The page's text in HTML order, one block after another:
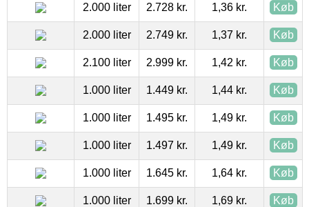
2.000 liter 2.728 kr. 1,36 kr. Køb
2.000 liter 2.749 kr. 1,37 kr. Køb
2.100 liter 2.999 kr. 1,42 kr. Køb
1.000 liter 1.449 kr. 1,44 kr. Køb
1.000 liter 1.495 kr. 1,49 kr. Køb
1.000 liter 1.497 kr. 1,49 kr. Køb
1.000 liter 1.645 kr. 1,64 kr. Køb
1.000 liter 1.699 kr. 1,69 kr. Køb